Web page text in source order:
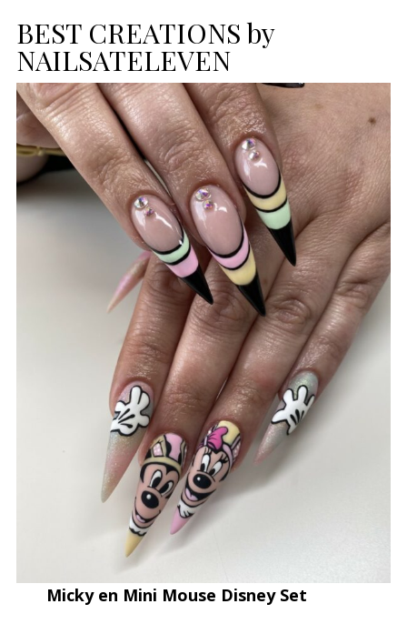
BEST CREATIONS by
NAILSATELEVEN
Micky en Mini Mouse Disney Set